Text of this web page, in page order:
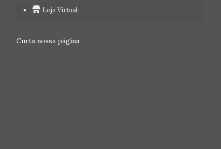
Loja Virtual
Curta nossa página